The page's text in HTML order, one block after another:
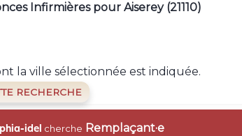
Infirmières pour Aiserey (21110)
la ville sélectionnée est indiquée.
RECHERCHE
idel cherche Remplaçant·e